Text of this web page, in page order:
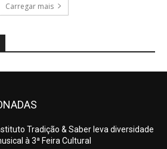
Carregar mais
Tradição & Saber leva diversidade
à 3ª Feira Cultural